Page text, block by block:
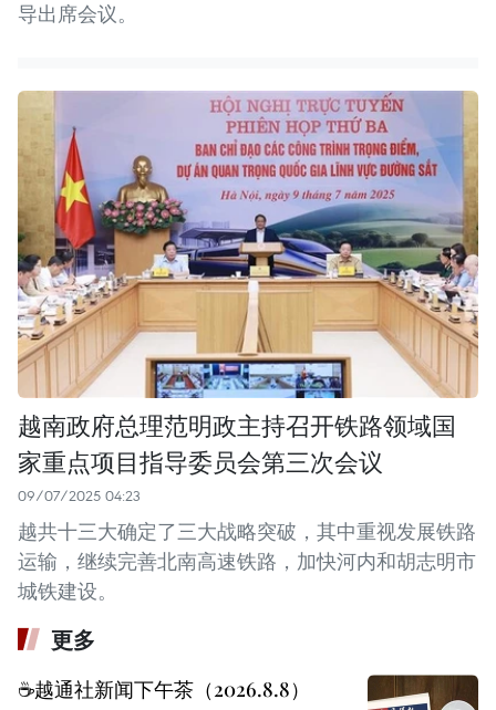
导出席会议。
越南政府总理范明政主持召开铁路领域国
家重点项目指导委员会第三次会议
09/07/2025 04:23
越共十三大确定了三大战略突破，其中重视发展铁路
运输，继续完善北南高速铁路，加快河内和胡志明市
城铁建设。
更多
☕️越通社新闻下午茶（2026.8.8）